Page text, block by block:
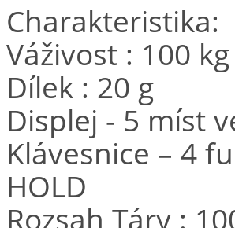
Charakteristika:
Váživost : 100 kg
Dílek : 20 g
Displej - 5 míst
Klávesnice – 4
HOLD
Rozsah Táry :